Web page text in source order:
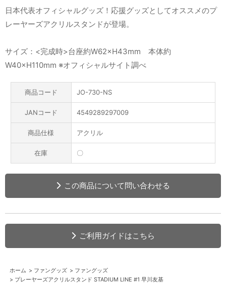
日本代表オフィシャルグッズ！応援グッズとしてオススメのプ
レーヤーズアクリルスタンドが登場。
サイズ：<完成時>台座約W62×H43mm 本体約
W40×H110mm ※オフィシャルサイト調べ
商品コード JO-730-NS
JANコード 4549289297009
商品仕様 アクリル
在庫 〇
この商品について問い合わせる
ご利用ガイドはこちら
ホーム > ファングッズ > ファングッズ
> プレーヤーズアクリルスタンド STADIUM LINE #1 早川友基